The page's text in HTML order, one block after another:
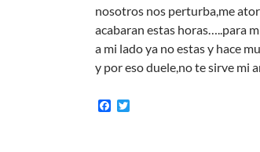
nosotros nos perturba,me
acabaran estas horas…..para
a mi lado ya no estas y hace
y por eso duele,no te sirve mi
F